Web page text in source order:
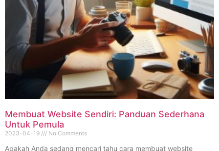
Membuat Website Sendiri: Panduan Sederhana
Untuk Pemula
2023-04-19 No Comments
Apakah Anda sedang mencari tahu cara membuat website